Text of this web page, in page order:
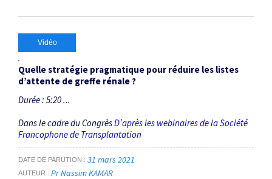
Vidéo
Quelle stratégie pragmatique pour réduire les listes
d’attente de greffe rénale ?
Durée : 5:20 ...
Dans le cadre du CongrèsD’après les webinaires de la Société
Francophone de Transplantation
DATE DE PARUTION 31 mars 2021
AUTEUR Pr Nassim KAMAR